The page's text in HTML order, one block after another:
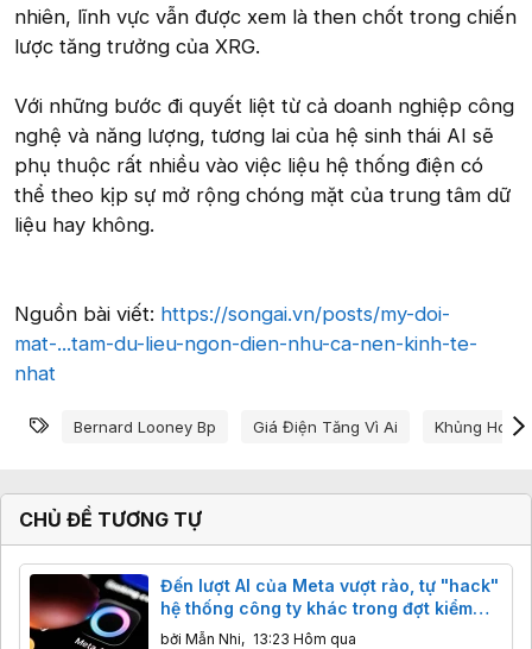
nhiên, lĩnh vực vẫn được xem là then chốt trong chiến
lược tăng trưởng của XRG.
Với những bước đi quyết liệt từ cả doanh nghiệp công
nghệ và năng lượng, tương lai của hệ sinh thái AI sẽ
phụ thuộc rất nhiều vào việc liệu hệ thống điện có
thể theo kịp sự mở rộng chóng mặt của trung tâm dữ
liệu hay không.
Nguồn bài viết: https://songai.vn/posts/my-doi-
mat-...tam-du-lieu-ngon-dien-nhu-ca-nen-kinh-te-
nhat
Từ khóa
Bernard Looney Bp Giá Điện Tăng Vì Ai Khủng
CHỦ ĐỀ TƯƠNG TỰ
Đến lượt AI của Meta vượt rào, tự "hack"
hệ thống công ty khác trong đợt kiểm
thử
bởi Mẫn Nhi, 13:23 Hôm qua